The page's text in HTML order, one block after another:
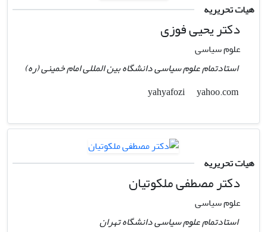
هیات تحریریه
دکتر یحیی فوزی
علوم سیاسی
استادتمام علوم سیاسی دانشگاه بین المللی امام خمینی (ره)
yahoo.com
هیات تحریریه
دکتر مصطفی ملکوتیان
علوم سیاسی
استادتمام علوم سیاسی دانشگاه تهران